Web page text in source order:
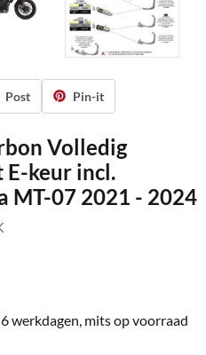
Post Pin-it
Volledig
E-keur incl.
MT-07 2021 - 2024
werkdagen, mits op voorraad